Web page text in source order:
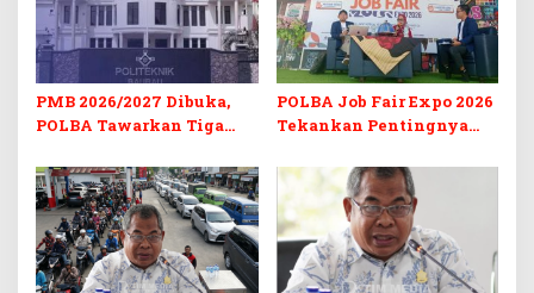
PMB 2026/2027 Dibuka,
POLBA Tawarkan Tiga
Kuliah Gratis
POLBA Job Fair Expo 2026
Tekankan Pentingnya
Digital